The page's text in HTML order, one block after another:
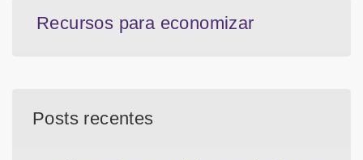
Recursos para economizar
Posts recentes